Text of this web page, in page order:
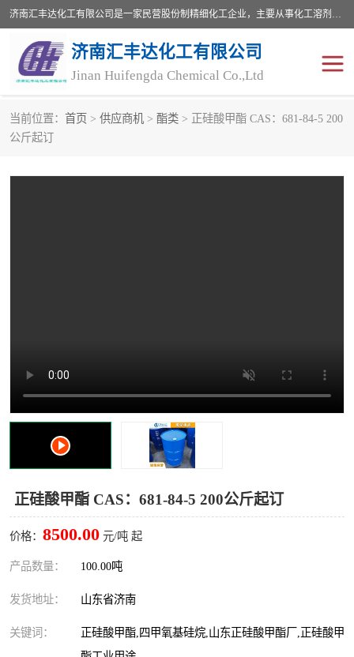
济南汇丰达化工有限公司是一家民营股份制精细化工企业，主要从事化工溶剂、药用辅料、合成中间体等深加工产品的研制开发、生产、销售和进出口贸易。主营产品：环氧丙烷，十二烷基苯，甲基磺酸，磺酸，DMF，DMAC，甘油，苯甲醇，乙酰氯，甲基丙烯酸，甲基丙烯酸甲酯，叔丁醇，异辛酸，二乙烯三胺，一乙，二乙‎，三乙醇胺，原乙酸三甲酯等化工产品及中间体。欢迎各界朋友洽谈咨询业务。
济南汇丰达化工有限公司
Jinan Huifengda Chemical Co.,Ltd
当前位置： 首页 > 供应商机 > 酯类 > 正硅酸甲酯 CAS：681-84-5 200
公斤起订
正硅酸甲酯 CAS：681-84-5 200公斤起订
价格： 8500.00 元/吨 起
产品数量： 100.00吨
发货地址： 山东省济南
关键词：
正硅酸甲酯,四甲氧基硅烷,山东正硅酸甲酯厂,正硅酸甲
胺类
醇类 醚类
十二烷基苯磺酸
丙二醇甲醚醋酸酯 丙酸乙酯
醛类
酯类
烷烃化工原料 合成中间体